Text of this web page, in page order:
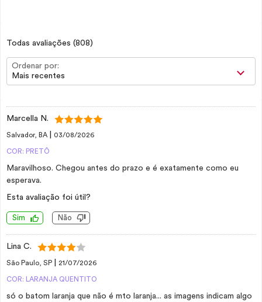
Todas avaliações (808)
Ordenar por:
Mais recentes
Marcella N.
Salvador, BA 03/08/2026
COR: PRETÔ
Maravilhoso. Chegou antes do prazo e é exatamente como eu
esperava.
Esta avaliação foi útil?
Sim Não
Lina C.
São Paulo, SP 21/07/2026
COR: LARANJA QUENTITO
só o batom laranja que não é mto laranja... as imagens indicam algo